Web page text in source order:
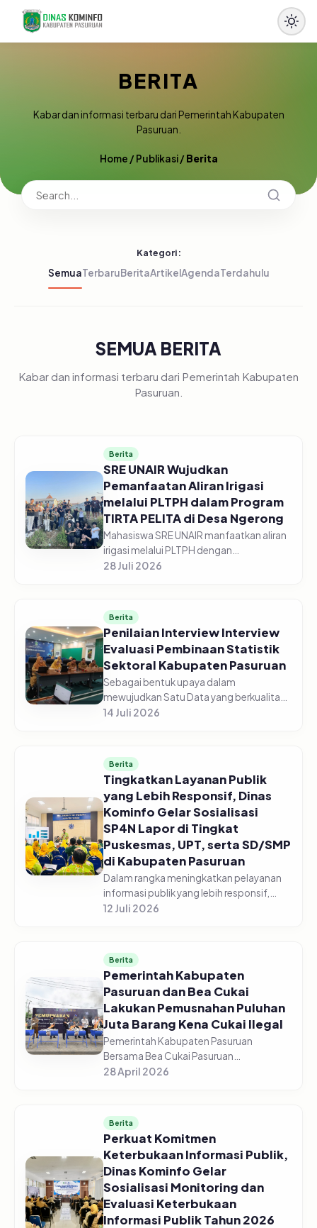
BERITA
Kabar dan informasi terbaru dari Pemerintah Kabupaten
Pasuruan.
Home /Publikasi/Berita
Kategori:
SemuaTerbaruBeritaArtikelAgendaTerdahulu
SEMUA BERITA
Kabar dan informasi terbaru dari Pemerintah Kabupaten
Pasuruan.
Berita
SRE UNAIR Wujudkan
Pemanfaatan Aliran Irigasi
melalui PLTPH dalam Program
TIRTA PELITA di Desa Ngerong
Mahasiswa SRE UNAIR manfaatkan aliran
irigasi melalui PLTPH dengan
memberdayakan warga Desa Ngerong di
potensi aliran...
28 Juli 2026
Berita
Penilaian Interview Interview
Evaluasi Pembinaan Statistik
Sektoral Kabupaten Pasuruan
Sebagai bentuk upaya dalam
mewujudkan Satu Data yang berkualitas,
Dinas Komunikasi dan Informatika
Statistik Se...
14 Juli 2026
Berita
Tingkatkan Layanan Publik
yang Lebih Responsif, Dinas
Kominfo Gelar Sosialisasi
SP4N Lapor di Tingkat
Puskesmas, UPT, serta SD/SMP
di Kabupaten Pasuruan
Dalam rangka meningkatkan pelayanan
informasi publik yang lebih responsif,
Pemerintah Kabupaten Pasuruan melalui
12 Juli 2026
Berita
Pemerintah Kabupaten
Pasuruan dan Bea Cukai
Lakukan Pemusnahan Puluhan
Juta Barang Kena Cukai Ilegal
Pemerintah Kabupaten Pasuruan
Bersama Bea Cukai Pasuruan
melaksanakan pemusnahan jutaan
27/04/2026. Pemusn...
28 April 2026
Berita
Perkuat Komitmen
Keterbukaan Informasi Publik,
Dinas Kominfo Gelar
Sosialisasi Monitoring dan
Evaluasi Keterbukaan
Informasi Publik Tahun 2026